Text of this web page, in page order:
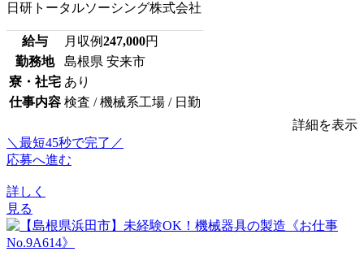
日研トータルソーシング株式会社
給与 月収例247,000円
勤務地
島根県 安来市
寮・社宅 あり
仕事内容 検査 / 機械系工場 / 日勤
詳細を表示
＼最短45秒で完了／
応募へ進む
詳しく
見る